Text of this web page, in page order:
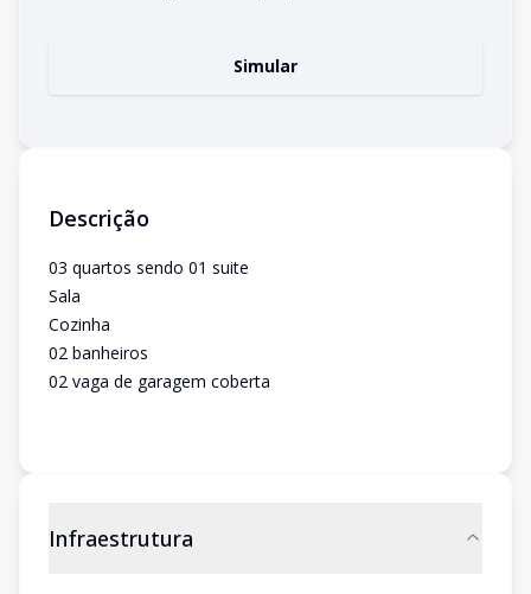
Simular
Descrição
03 quartos sendo 01 suite
Sala
Cozinha
02 banheiros
02 vaga de garagem coberta
Infraestrutura